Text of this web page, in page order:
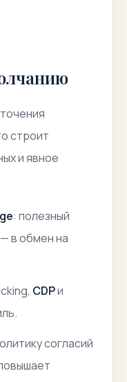
строит
и явное
: полезный
в обмен на
, CDPи
согласий